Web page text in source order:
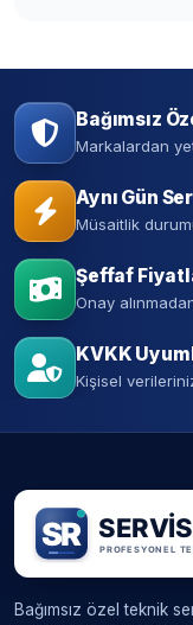
Bağımsız
Markalardan
Aynı Gün
Müsaitlik
Şeffaf
Onay
KVKK
Kişisel
Bağımsız özel teknik